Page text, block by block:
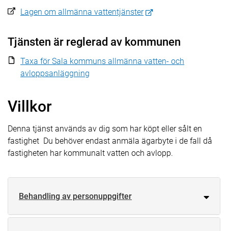
Lagen om allmänna vattentjänster
Tjänsten är reglerad av kommunen
Taxa för Sala kommuns allmänna vatten- och
avloppsanläggning
Villkor
Denna tjänst används av dig som har köpt eller sålt en
fastighet Du behöver endast anmäla ägarbyte i de fall då
fastigheten har kommunalt vatten och avlopp.
Behandling av personuppgifter